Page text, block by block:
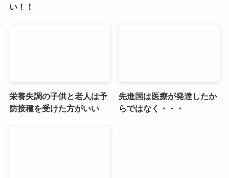
い！！
栄養失調の子供と老人は予
防接種を受けた方がいい
先進国は医療が発達したか
らではなく・・・